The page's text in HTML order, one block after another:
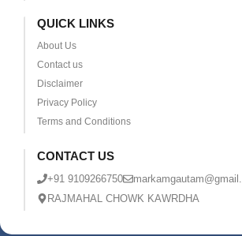
QUICK LINKS
About Us
Contact us
Disclaimer
Privacy Policy
Terms and Conditions
CONTACT US
+91 9109266750
RAJMAHAL CHOWK KAWRDHA